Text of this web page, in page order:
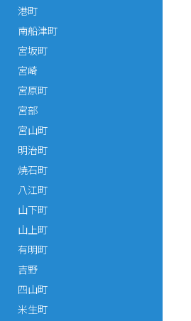
港町
南船津町
宮坂町
宮崎
宮原町
宮部
宮山町
明治町
焼石町
八江町
山下町
山上町
有明町
吉野
四山町
米生町